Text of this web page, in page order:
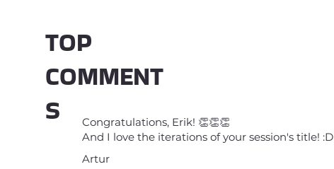
TOP
COMMENT
S
Congratulations, Erik! 👏👏👏
And I love the iterations of your session's title! :D
Artur